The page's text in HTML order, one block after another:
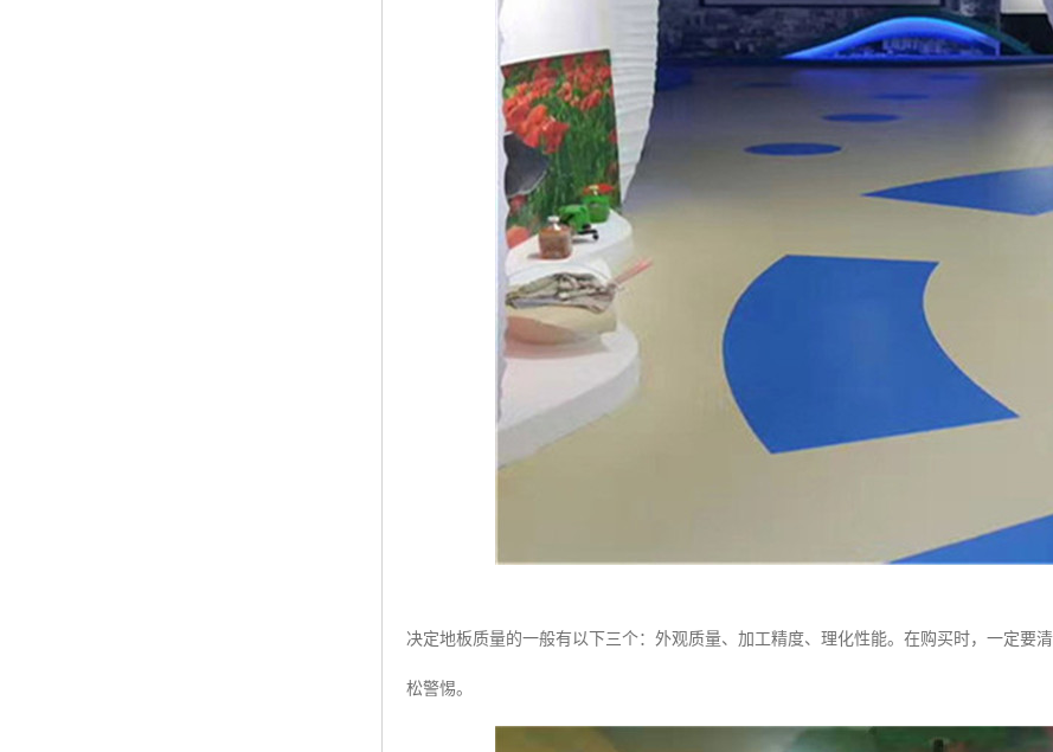
决定地板质量的一般有以下三个：外观质量、加工精度、理化性能。在购买时，一定要
松警惕。